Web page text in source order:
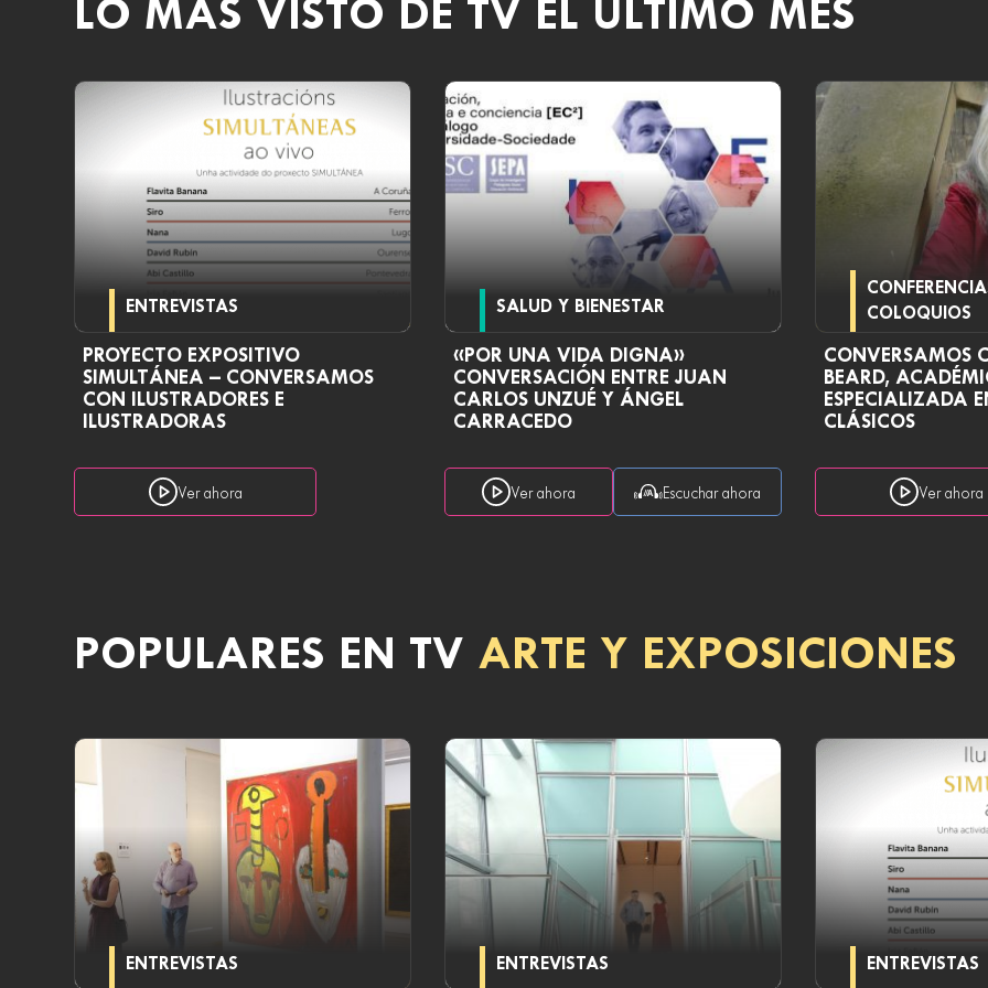
LO MÁS VISTO DE TV EL ÚLTIMO MES
ENTREVISTAS
PROYECTO EXPOSITIVO
SIMULTÁNEA – CONVERSAMOS
CON ILUSTRADORES E
ILUSTRADORAS
Ver ahora
SALUD Y BIENESTAR
«POR UNA VIDA DIGNA»
CONVERSACIÓN ENTRE JUAN
CARLOS UNZUÉ Y ÁNGEL
CARRACEDO
Ver ahora Escuchar ahora
COLOQUIOS
CONVERSAMOS
BEARD,
ESPECIALIZADA
CLÁSICOS
Ver ahora
POPULARES EN TV ARTE Y EXPOSICIONES
ENTREVISTAS ENTREVISTAS ENTREVISTAS